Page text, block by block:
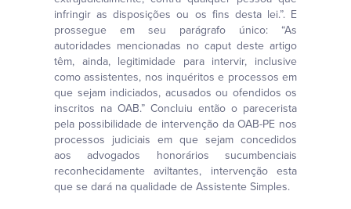
infringir as disposições ou os fins desta lei.”. E
prossegue em seu parágrafo único: “As
autoridades mencionadas no caput deste artigo
têm, ainda, legitimidade para intervir, inclusive
como assistentes, nos inquéritos e processos em
que sejam indiciados, acusados ou ofendidos os
inscritos na OAB.” Concluiu então o parecerista
pela possibilidade de intervenção da OAB-PE nos
processos judiciais em que sejam concedidos
aos advogados honorários sucumbenciais
reconhecidamente aviltantes, intervenção esta
que se dará na qualidade de Assistente Simples.